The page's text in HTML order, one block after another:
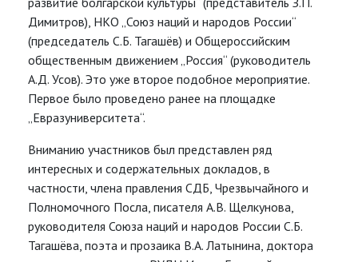
Димитров), НКО „Союз наций и народов России“
(председатель С.Б. Тагашёв) и Общероссийским
общественным движением „Россия“ (руководитель
А.Д. Усов). Это уже второе подобное мероприятие.
Первое было проведено ранее на площадке
„Евразуниверситета“.
Вниманию участников был представлен ряд
интересных и содержательных докладов, в
частности, члена правления СДБ, Чрезвычайного и
Полномочного Посла, писателя А.В. Щелкунова,
руководителя Союза наций и народов России С.Б.
Тагашёва, поэта и прозаика В.А. Латынина, доктора